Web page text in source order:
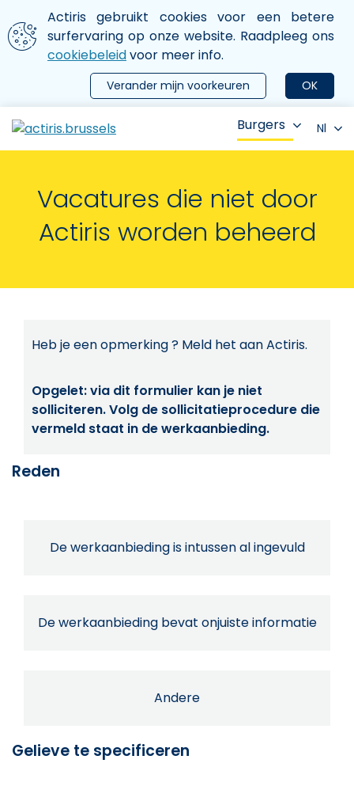
Aller au contenu principal
We gebruiken cookies
Actiris gebruikt cookies voor een betere
surfervaring op onze website. Raadpleeg ons
cookiebeleidvoor meer info.
OK
Verander mijn voorkeuren
le menu
Burgers Nl
Vacatures die niet door
Actiris worden beheerd
Heb je een opmerking ? Meld het aan Actiris.
Opgelet: via dit formulier kan je niet
solliciteren. Volg de sollicitatieprocedure die
vermeld staat in de werkaanbieding.
Reden
De werkaanbieding is intussen al ingevuld
De werkaanbieding bevat onjuiste informatie
Andere
Gelieve te specificeren